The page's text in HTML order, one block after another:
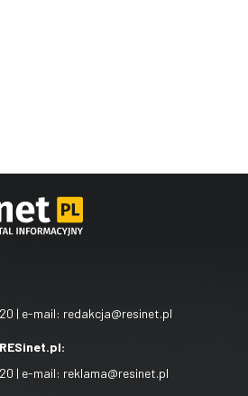
| e-mail: redakcja@resinet.pl
| e-mail: reklama@resinet.pl